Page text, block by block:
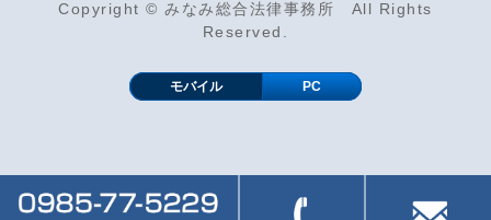
Copyright © みなみ総合法律事務所 All Rights
Reserved.
モバイル PC